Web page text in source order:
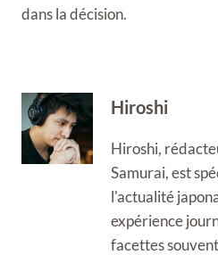
dans la décision.
Hiroshi
Hiroshi,
Samurai, est
l'actualité
expérience
facettes